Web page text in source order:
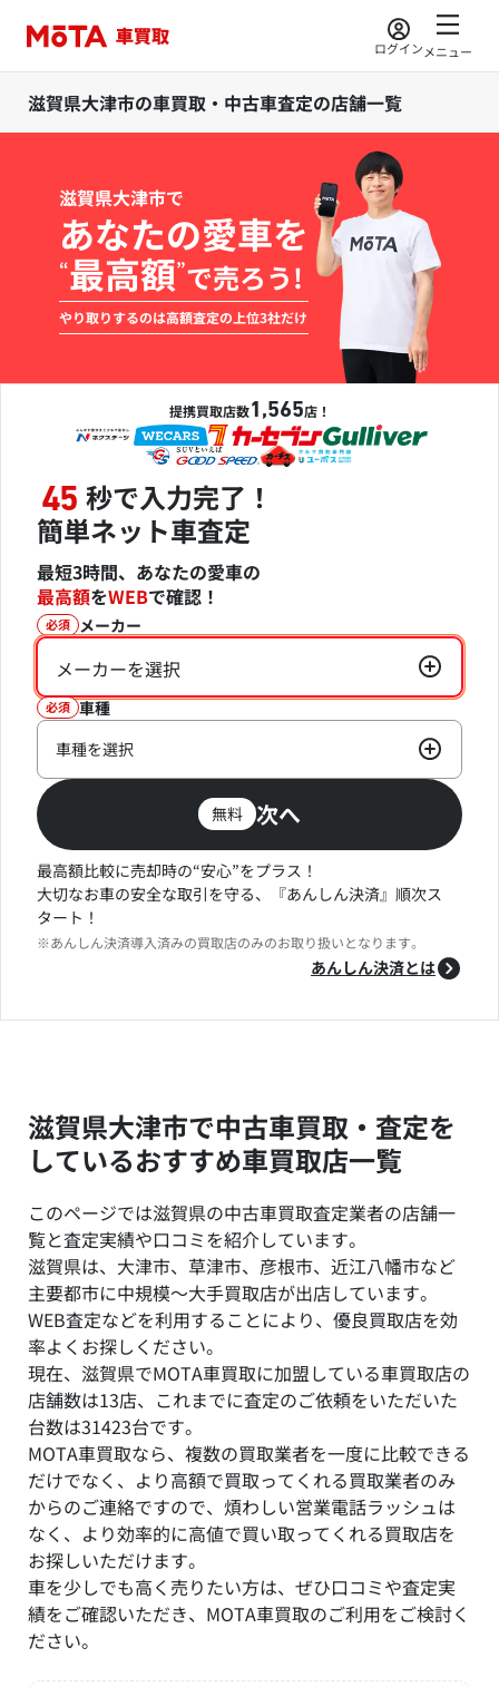
ログインメニュー
滋賀県大津市の車買取・中古車査定の店舗一覧
滋賀県大津市で
あなたの愛車を
“最高額”で売ろう!
やり取りするのは高額査定の上位3社だけ
提携買取店数1,565店！
45 秒で入力完了！
簡単ネット車査定
最短3時間、あなたの愛車の
最高額をWEBで確認！
必須 メーカー
メーカーを選択
必須 車種
車種を選択
無料 次へ
最高額比較に売却時の“安心”をプラス！
大切なお車の安全な取引を守る、『あんしん決済』順次ス
タート！
※あんしん決済導入済みの買取店のみのお取り扱いとなります。
あんしん決済とは
滋賀県大津市で中古車買取・査定を
しているおすすめ車買取店一覧
このページでは滋賀県の中古車買取査定業者の店舗一
覧と査定実績や口コミを紹介しています。
滋賀県は、大津市、草津市、彦根市、近江八幡市など
主要都市に中規模～大手買取店が出店しています。
WEB査定などを利用することにより、優良買取店を効
率よくお探しください。
現在、滋賀県でMOTA車買取に加盟している車買取店の
店舗数は13店、これまでに査定のご依頼をいただいた
台数は31423台です。
MOTA車買取なら、複数の買取業者を一度に比較できる
だけでなく、より高額で買取ってくれる買取業者のみ
からのご連絡ですので、煩わしい営業電話ラッシュは
なく、より効率的に高値で買い取ってくれる買取店を
お探しいただけます。
車を少しでも高く売りたい方は、ぜひ口コミや査定実
績をご確認いただき、MOTA車買取のご利用をご検討く
ださい。